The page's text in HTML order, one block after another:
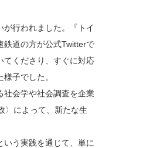
行われました。『トイ
鉄道の方が公式Twitterで
てくださり、すぐに対応
子でした。
社会学や社会調査を企業
〉によって、新たな生
う実践を通じて、単に